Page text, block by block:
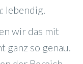
lebendig.
wir das mit
ganz so genau.